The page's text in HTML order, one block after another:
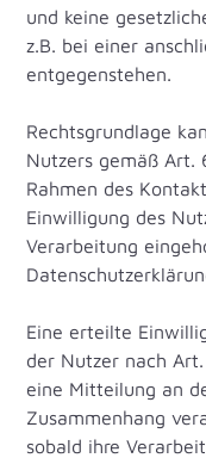
und keine
z.B. bei einer
entgegenstehen.
Rechtsgrundlage
Nutzers gemäß Art.
Rahmen des
Einwilligung des
Verarbeitung
Eine erteilte
der Nutzer nach
eine Mitteilung an
Zusammenhang
sobald ihre